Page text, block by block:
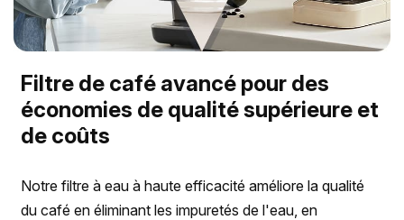
Filtre de café avancé pour des
économies de qualité supérieure et
de coûts
Notre filtre à eau à haute efficacité améliore la qualité
du café en éliminant les impuretés de l'eau, en